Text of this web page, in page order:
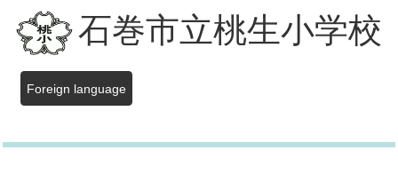
石巻市立桃生小学校
Foreign language